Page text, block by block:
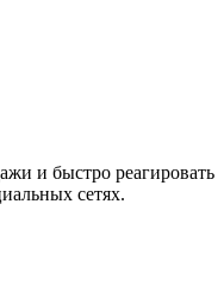
и быстро реагировать
сетях.